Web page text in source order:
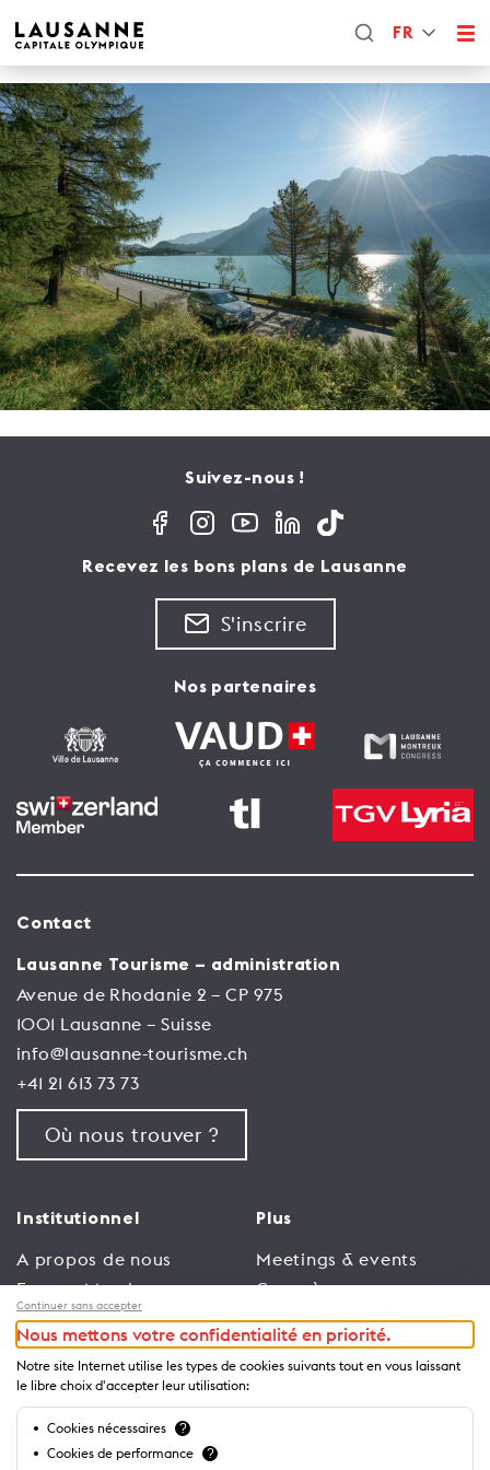
FR
Suivez-nous !
Recevez les bons plans de Lausanne
S'inscrire
Nos partenaires
Contact
Lausanne Tourisme – administration
Avenue de Rhodanie 2 – CP 975
1001 Lausanne – Suisse
info@lausanne-tourisme.ch
+41 21 613 73 73
Où nous trouver ?
Institutionnel
A propos de nous
Espace Membres
Emploi
Conditions générales
d’utilisation
Politique de
confidentialité
Plus
Meetings & events
Congrès
Trade
Espace Médias
Annonceurs
Brochures et guides
Continuer sans accepter
Nous mettons votre confidentialité en priorité.
Notre site Internet utilise les types de cookies suivants tout en vous laissant
le libre choix d'accepter leur utilisation:
Cookies nécessaires ?
Cookies de performance ?